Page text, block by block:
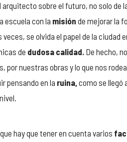
arquitecto sobre el futuro, no solo
escuela con la misión de mejorar la
veces, se olvida el papel de la
de dudosa calidad. De hecho,
por nuestras obras y lo que nos
pensando en la ruina,como se llegó
hay que tener en cuenta varios